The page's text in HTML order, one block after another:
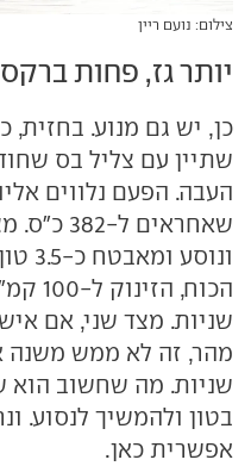
צילום: נועם ריין
יותר גז, פחות ברקס
שתיין עם צליל בס
העבה. הפעם נלווים
שניות. מצד שני, אם
שניות. מה שחשוב הוא
בטון ולהמשיך לנסוע.
אפשרית כאן.